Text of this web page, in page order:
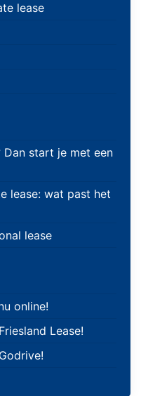
lease
Dan start je met een
lease: wat past het
lease
online!
Lease!